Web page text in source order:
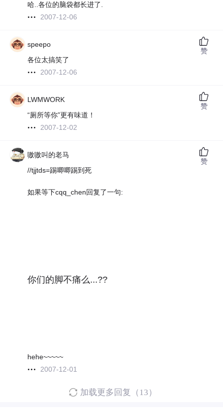
哈..各位的脑袋都长进了.
2007-12-06
speepo
各位太搞笑了
2007-12-06
赞
LWMWORK
“厕所等你”更有味道！
2007-12-02
赞
嗷嗷叫的老马
//tjjtds=踢唧唧踢到死
如果等下cqq_chen回复了一句:
你们的脚不痛么...??
hehe~~~~~
2007-12-01
赞
加载更多回复（13）